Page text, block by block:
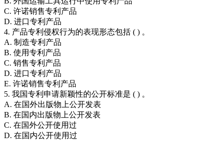
C. 许诺销售专利产品
D. 进口专利产品
4. 产品专利侵权行为的表现形态包括 ( ) 。
A. 制造专利产品
B. 使用专利产品
C. 销售专利产品
D. 进口专利产品
E. 许诺销售专利产品
5. 我国专利申请新颖性的公开标准是 ( ) 。
A. 在国外出版物上公开发表
B. 在国内出版物上公开发表
C. 在国外公开使用过
D. 在国内公开使用过